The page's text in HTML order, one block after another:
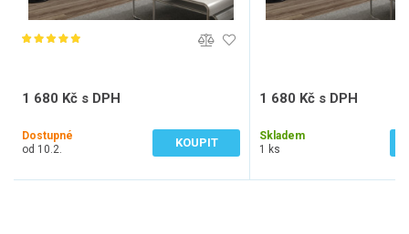
1 680 Kč s DPH
Dostupné
od 10.2.
KOUPIT
1 680 Kč s DPH
Skladem
1 ks